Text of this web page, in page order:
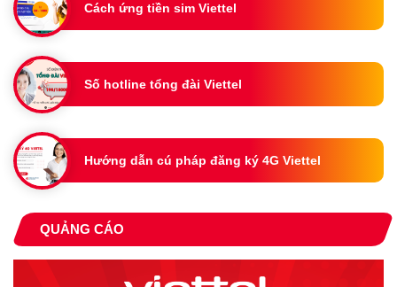
Cách ứng tiền sim Viettel
Số hotline tổng đài Viettel
Hướng dẫn cú pháp đăng ký 4G Viettel
QUẢNG CÁO